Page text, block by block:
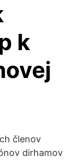
k
členov
dirhamov